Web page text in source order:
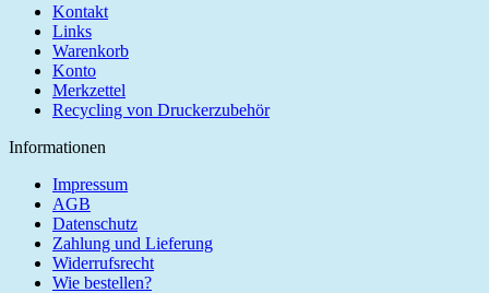
Kontakt
Links
Warenkorb
Konto
Merkzettel
Recycling von Druckerzubehör
Informationen
Impressum
AGB
Datenschutz
Zahlung und Lieferung
Widerrufsrecht
Wie bestellen?